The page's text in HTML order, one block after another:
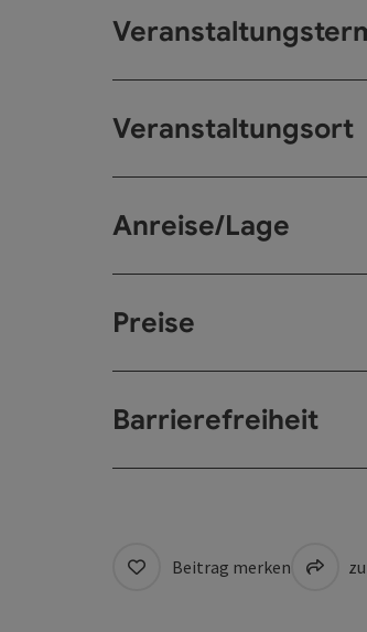
Veranstaltungsort
Anreise/Lage
Preise
Barrierefreiheit
Beitrag merken